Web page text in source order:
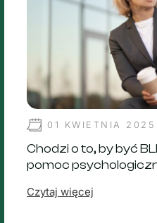
01 KWIETNIA 2025
Chodzi o to, by być
pomoc
Czytaj więcej